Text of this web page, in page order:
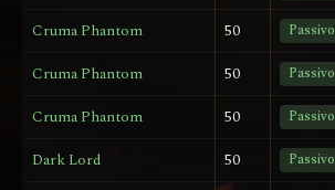
Cruma Phantom
50 Passivo
Cruma Phantom
50 Passivo
Cruma Phantom
50 Passivo
Dark Lord
50 Passivo